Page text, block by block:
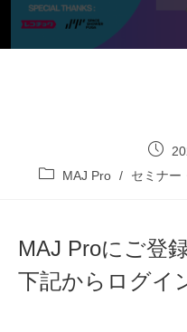
MAJ Pro / セミナー
MAJ Proにご登
下記からログイ